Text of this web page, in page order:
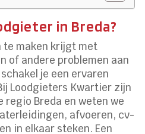
in Breda?
te maken krijgt met
of andere problemen aan
je een ervaren
Loodgieters Kwartier zijn
Breda en weten we
afvoeren, cv-
in elkaar steken. Een